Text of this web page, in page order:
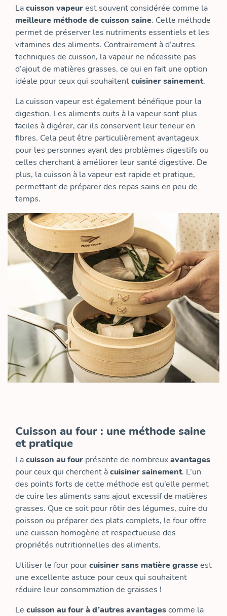
Lacuisson vapeurest souvent considérée comme la
meilleure méthode de cuisson saine. Cette méthode
permet de préserver les nutriments essentiels et les
vitamines des aliments. Contrairement à d’autres
techniques de cuisson, la vapeur ne nécessite pas
d’ajout de matières grasses, ce qui en fait une option
idéale pour ceux qui souhaitentcuisiner sainement.
La cuisson vapeur est également bénéfique pour la
digestion. Les aliments cuits à la vapeur sont plus
faciles à digérer, car ils conservent leur teneur en
fibres. Cela peut être particulièrement avantageux
pour les personnes ayant des problèmes digestifs ou
celles cherchant à améliorer leur santé digestive. De
plus, la cuisson à la vapeur est rapide et pratique,
permettant de préparer des repas sains en peu de
temps.
Cuisson au four : une méthode saine
et pratique
Lacuisson au four présente de nombreuxavantages
pour ceux qui cherchent àcuisiner sainement. L’un
des points forts de cette méthode est qu’elle permet
de cuire les aliments sans ajout excessif de matières
grasses. Que ce soit pour rôtir des légumes, cuire du
poisson ou préparer des plats complets, le four offre
une cuisson homogène et respectueuse des
propriétés nutritionnelles des aliments.
Utiliser le four pourcuisiner sans matière grasseest
une excellente astuce pour ceux qui souhaitent
réduire leur consommation de graisses !
Le cuisson au four à d’autres avantagescomme la